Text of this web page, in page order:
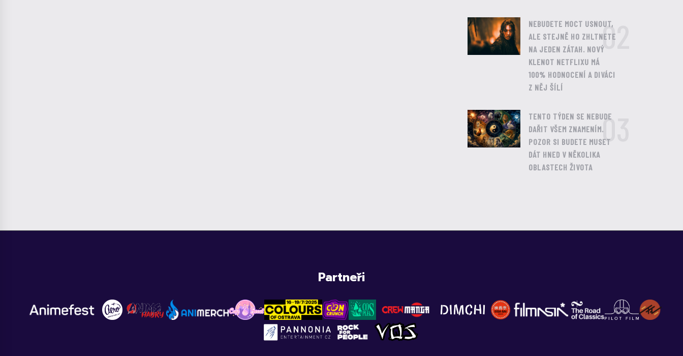
NEBUDETE MOCT USNOUT,
ALE STEJNĚ HO ZHLTNETE
NA JEDEN ZÁTAH. NOVÝ
KLENOT NETFLIXU MÁ
100% HODNOCENÍ A DIVÁCI
Z NĚJ ŠÍLÍ
02
TENTO TÝDEN SE NEBUDE
DAŘIT VŠEM ZNAMENÍM.
POZOR SI BUDETE MUSET
DÁT HNED V NĚKOLIKA
OBLASTECH ŽIVOTA
03
Partneři